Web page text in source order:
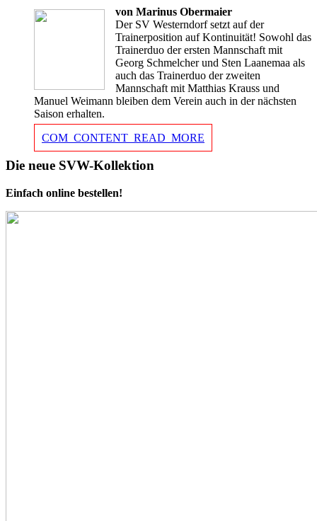
von Marinus Obermaier
Der SV Westerndorf setzt auf der
Trainerposition auf Kontinuität! Sowohl das
Trainerduo der ersten Mannschaft mit
Georg Schmelcher und Sten Laanemaa als
auch das Trainerduo der zweiten
Mannschaft mit Matthias Krauss und
Manuel Weimann bleiben dem Verein auch in der nächsten
Saison erhalten.
COM_CONTENT_READ_MORE
Die neue SVW-Kollektion
Einfach online bestellen!